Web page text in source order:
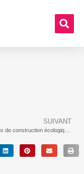
SUIVANT
10 matériaux de construction écologiques | Conception durable